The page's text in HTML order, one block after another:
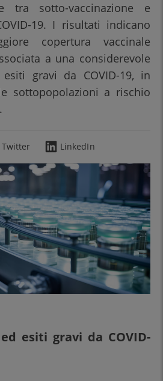
tra sotto-vaccinazione e
19. I risultati indicano
copertura vaccinale
a una considerevole
gravi da COVID-19, in
sottopopolazioni a rischio
Twitter LinkedIn
esiti gravi da COVID-